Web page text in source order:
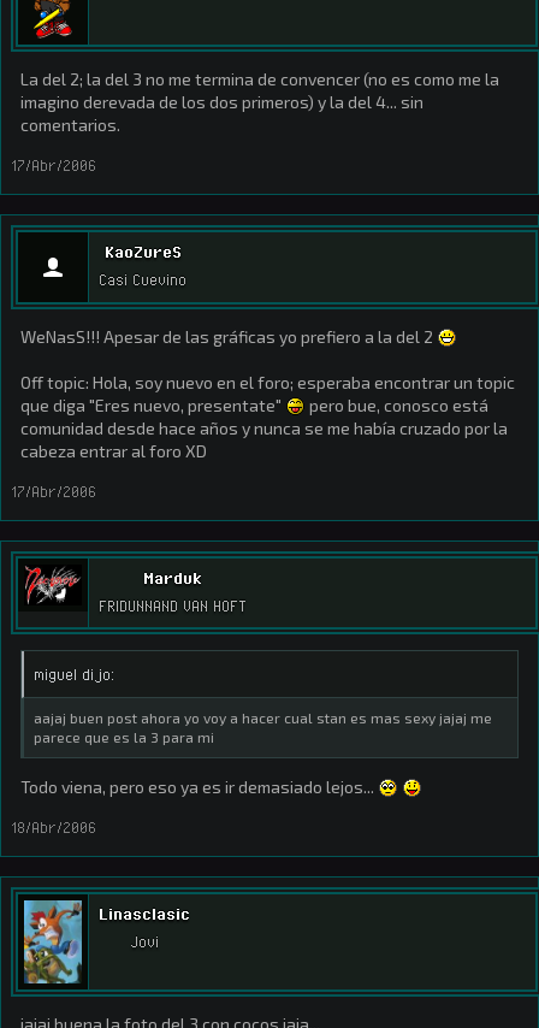
La del 2; la del 3 no me termina de convencer (no es como me la
imagino derevada de los dos primeros) y la del 4... sin
comentarios.
17/Abr/2006
KaoZureS
Casi Cuevino
WeNasS!!! Apesar de las gráficas yo prefiero a la del 2
Off topic: Hola, soy nuevo en el foro; esperaba encontrar un topic
que diga "Eres nuevo, presentate"
pero bue, conosco está
comunidad desde hace años y nunca se me había cruzado por la
cabeza entrar al foro XD
17/Abr/2006
Marduk
FRIDUNNAND VAN HOFT
miguel dijo:
aajaj buen post ahora yo voy a hacer cual stan es mas sexy jajaj me
parece que es la 3 para mi
Todo viena, pero eso ya es ir demasiado lejos...
18/Abr/2006
Linasclasic
Jovi
jajaj buena la foto del 3 con cocos jaja...